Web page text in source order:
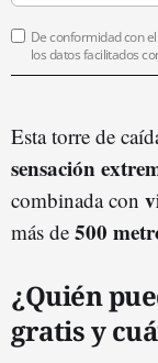
De conformidad con el
los datos facilitados
Esta torre de
sensación
combinada con
más de 500
¿Quién
gratis y